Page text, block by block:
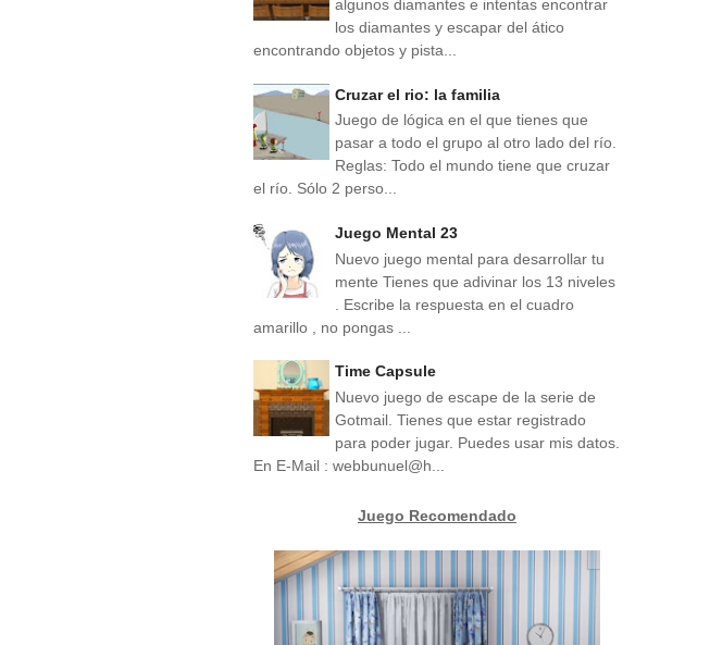
algunos diamantes e intentas encontrar
los diamantes y escapar del ático
encontrando objetos y pista...
Cruzar el rio: la familia
Juego de lógica en el que tienes que
pasar a todo el grupo al otro lado del río.
Reglas: Todo el mundo tiene que cruzar
el río. Sólo 2 perso...
Juego Mental 23
Nuevo juego mental para desarrollar tu
mente Tienes que adivinar los 13 niveles
. Escribe la respuesta en el cuadro
amarillo , no pongas ...
Time Capsule
Nuevo juego de escape de la serie de
Gotmail. Tienes que estar registrado
para poder jugar. Puedes usar mis datos.
En E-Mail : webbunuel@h...
Juego Recomendado